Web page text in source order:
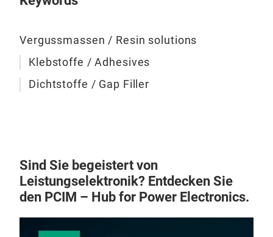
Vergussmassen / Resin solutions
Klebstoffe / Adhesives
Dichtstoffe / Gap Filler
Sind Sie begeistert von
Leistungselektronik? Entdecken Sie
den PCIM – Hub for Power Electronics.